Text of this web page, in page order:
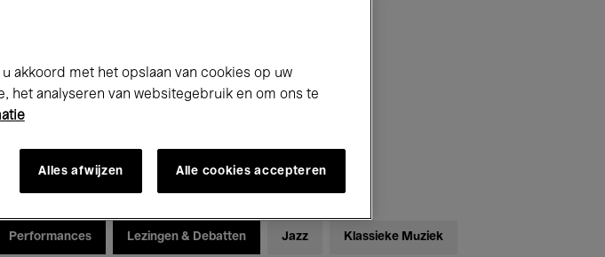
Performances Lezingen & Debatten Jazz Klassieke Muziek
akkoord met het opslaan van cookies op uw
het analyseren van websitegebruik en om ons te
Alles afwijzen Alle cookies accepteren